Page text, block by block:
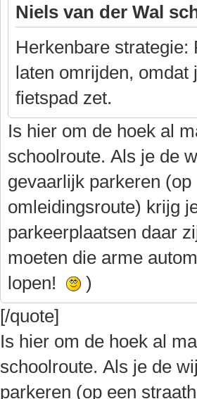
Niels van der Wal
Herkenbare
laten omrijden, omdat
fietspad zet.
Is hier om de hoek al
schoolroute. Als je de
gevaarlijk parkeren
omleidingsroute) krijg
parkeerplaatsen daar
moeten die arme
lopen!
)
[/quote]
Is hier om de hoek al
schoolroute. Als je de
parkeren (op een